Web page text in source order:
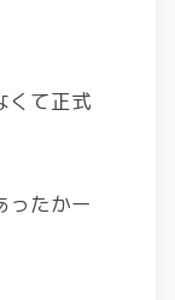
くて正式
ったかー